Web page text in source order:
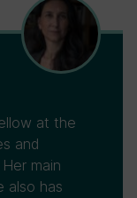
at the
and
main
also has